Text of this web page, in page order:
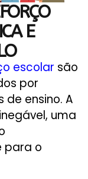
E
escolar são
por
ensino. A
uma
para o